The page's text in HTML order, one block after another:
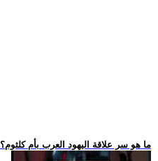
.. ما هو سر علاقة اليهود العرب بأم كلثوم؟